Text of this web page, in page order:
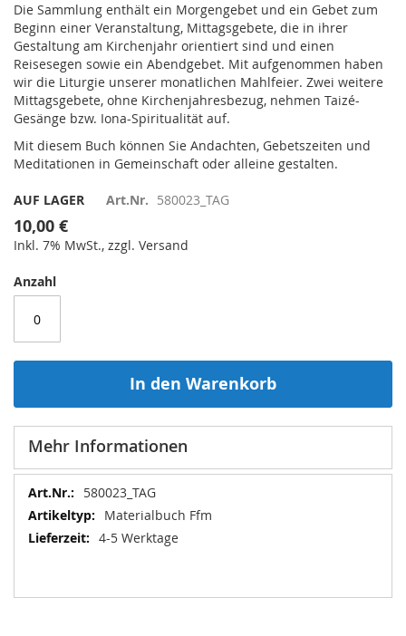
Die Sammlung enthält ein Morgengebet und ein Gebet zum
Beginn einer Veranstaltung, Mittagsgebete, die in ihrer
Gestaltung am Kirchenjahr orientiert sind und einen
Reisesegen sowie ein Abendgebet. Mit aufgenommen haben
wir die Liturgie unserer monatlichen Mahlfeier. Zwei weitere
Mittagsgebete, ohne Kirchenjahresbezug, nehmen Taizé-
Gesänge bzw. Iona-Spiritualität auf.
Mit diesem Buch können Sie Andachten, Gebetszeiten und
Meditationen in Gemeinschaft oder alleine gestalten.
AUF LAGER Art.Nr. 580023_TAG
10,00 €
Inkl. 7% MwSt., zzgl. Versand
Anzahl
In den Warenkorb
Mehr Informationen
Mehr
Informationen
580023_TAG
Materialbuch Ffm
4-5 Werktage